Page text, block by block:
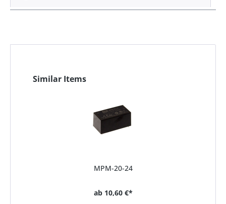
Similar Items
MPM-20-24
ab 10,60 €*